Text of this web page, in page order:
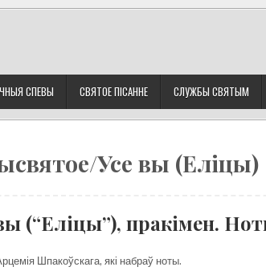
СПЕВЫ СВЯТОЕ ПІСАННЕ СЛУЖБЫ СВЯТЫМ
Усе вы (Еліцы)
(“Еліцы”), пракімен.
Шпакоўскага, які набраў ноты.